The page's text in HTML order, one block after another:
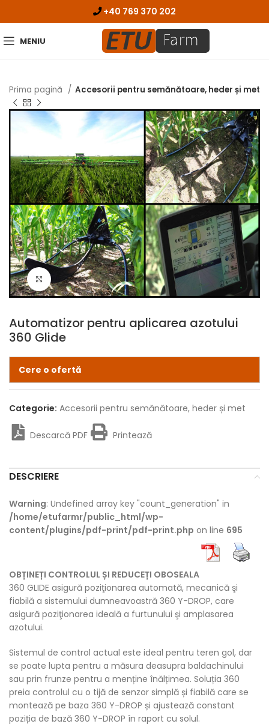
+40 769 370 202
MENIU
Prima pagină Accesorii pentru semănătoare, heder și met
Click pentru zoom
Automatizor pentru aplicarea azotului
360 Glide
Cere o ofertă
Categorie: Accesorii pentru semănătoare, heder și met
Descarcă PDF Printează
DESCRIERE
Warning: Undefined array key "count_generation" in
/home/etufarmr/public_html/wp-
content/plugins/pdf-print/pdf-print.php on line 695
OBȚINEȚI CONTROLUL ȘI REDUCEȚI OBOSEALA
360 GLIDE asigură poziţionarea automată, mecanică şi
fiabilă a sistemului dumneavoastră 360 Y-DROP, care
asigură poziţionarea ideală a furtunului şi amplasarea
azotului.
Sistemul de control actual este ideal pentru teren gol, dar
se poate lupta pentru a măsura deasupra baldachinului
sau prin frunze pentru a menține înălțimea. Soluția 360
preia controlul cu o tijă de senzor simplă și fiabilă care se
montează pe baza 360 Y-DROP și ajustează constant
poziția de bază 360 Y-DROP în raport cu solul.